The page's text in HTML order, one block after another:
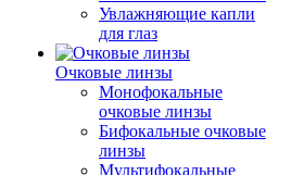
Увлажняющие капли
для глаз
Очковые линзы
Монофокальные
очковые линзы
Бифокальные очковые
линзы
Мультифокальные